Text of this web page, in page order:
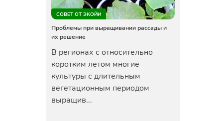
СОВЕТ ОТ ЭКОЙИ
Проблемы при выращивании рассады и
их решение
В регионах с относительно
коротким летом многие
культуры с длительным
вегетационным периодом
выращив...